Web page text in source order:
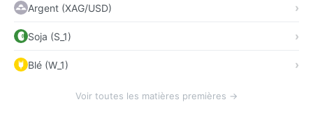
Argent (XAG/USD)
Soja (S_1)
Blé (W_1)
Voir toutes les matières premières →